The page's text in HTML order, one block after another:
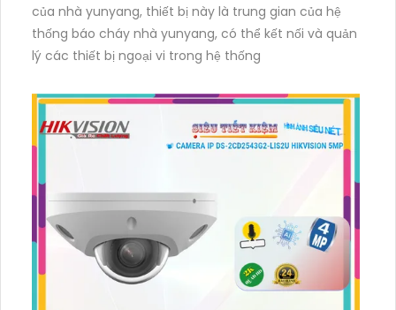
của nhà yunyang, thiết bị này là trung gian của hệ
thống báo cháy nhà yunyang, có thể kết nối và quản
lý các thiết bị ngoại vi trong hệ thống